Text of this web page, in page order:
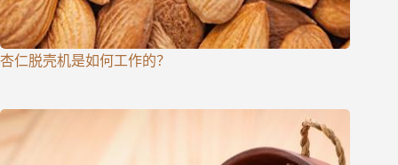
杏仁脱壳机是如何工作的？